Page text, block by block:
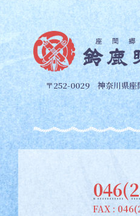
〒252-0029 神奈川県座
FAX :